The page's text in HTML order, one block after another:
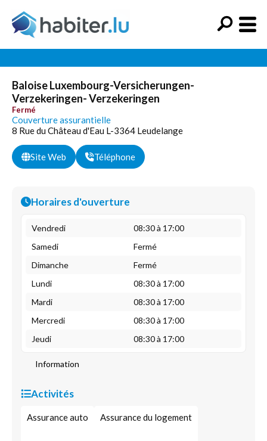
Baloise Luxembourg-Versicherungen-
Verzekeringen- Verzekeringen
Fermé
Couverture assurantielle
8 Rue du Château d'Eau L-3364 Leudelange
Site Web Téléphone
Horaires d'ouverture
Vendredi
08:30 à 17:00
Samedi
Fermé
Dimanche
Fermé
Lundi
08:30 à 17:00
Mardi
08:30 à 17:00
Mercredi
08:30 à 17:00
Jeudi
08:30 à 17:00
Information
Activités
Assurance auto Assurance du logement